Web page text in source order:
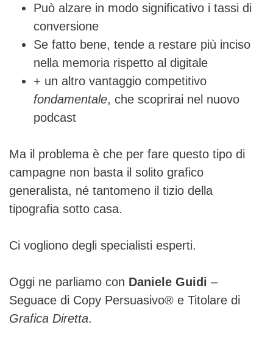
Può alzare in modo significativo i tassi di
conversione
Se fatto bene, tende a restare più inciso
nella memoria rispetto al digitale
+ un altro vantaggio competitivo
fondamentale, che scoprirai nel nuovo
podcast
Ma il problema è che per fare questo tipo di
campagne non basta il solito grafico
generalista, né tantomeno il tizio della
tipografia sotto casa.
Ci vogliono degli specialisti esperti.
Oggi ne parliamo con Daniele Guidi –
Seguace di Copy Persuasivo® e Titolare di
Grafica Diretta.